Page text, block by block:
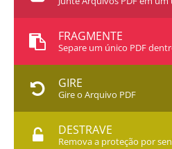
FRAGMENTE
Separe um único PDF
GIRE
Gire o Arquivo PDF
DESTRAVE
Remova a proteção por